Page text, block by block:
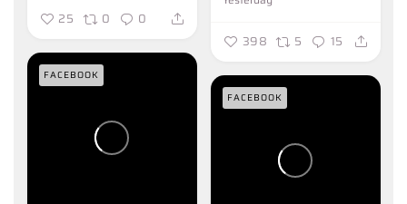
25 0 0
398 5 15
FACEBOOK
FACEBOOK